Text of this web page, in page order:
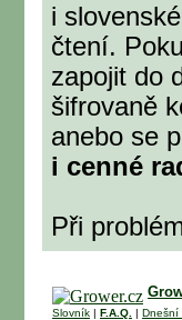
i
čtení.
zapojit do
šifrovaně
anebo se
i cenné
Při
Slovník | F.A.Q. | Dnešní